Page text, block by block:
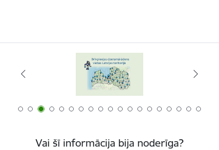
Vai šī informācija bija noderīga?